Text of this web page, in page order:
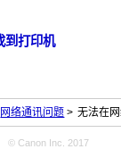
到打印机
网络通讯问题 无法在
© Canon Inc. 2017